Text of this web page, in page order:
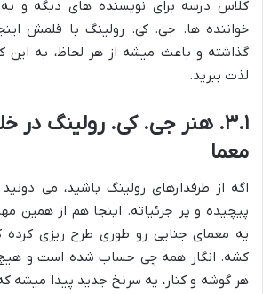
کلاس درسه برای نویسنده های دیگه و یه
خواننده ها. جی. کی. رولینگ با قلمش
گذاشته و باعث میشه از هر لحاظ، به این
لذت ببرید.
۳.۱. هنر جی. کی. رولینگ در
معما
اگه از طرفدارهای رولینگ باشید، می
پیچیده و پر جزئیاته. اینجا هم از همین
یه معمای جنایی رو طوری طرح ریزی
کشه. انگار همه چی حساب شده است و هیچ
هر گوشه و کنار، یه سرنخ جدید پیدا میشه